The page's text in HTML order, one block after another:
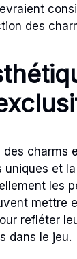
des
des charms
uniques et
les
mettre
refléter
dans le jeu.